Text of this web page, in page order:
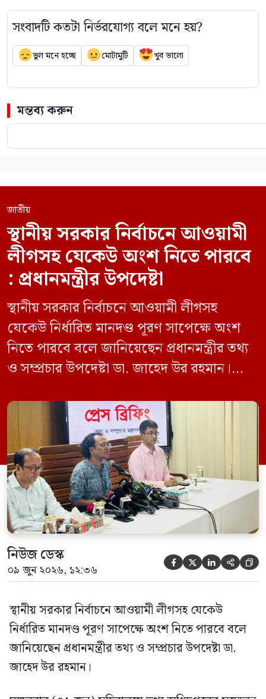
সংবাদটি কতটা নির্ভরযোগ্য বলে মনে হয়?
ভুল মনে হচ্ছে মোটামুটি খুব ভালো
মন্তব্য করুন
জাতীয়
স্থানীয় সরকার নির্বাচনে আওয়ামী
লীগসহ যেকেউ অংশ নিতে পারবে
: প্রধানমন্ত্রীর উপদেষ্টা
স্থানীয় সরকার নির্বাচনে আওয়ামী লীগসহ
যেকেউ নির্ধারিত মানদণ্ড পূরণ সাপেক্ষে অংশ
নিতে পারবে বলে জানিয়েছেন প্রধানমন্ত্রীর তথ্য
ও সম্প্রচার উপদেষ্টা ডা. জাহেদ উর রহমান।
সম্মেলন কক্ষে এক প্রেস ব্রিফিংয়ে সাংবাদিকদের
এক প্রশ্নের জবাবে তিনি এ কথা বলেন।
নিউজ ডেস্ক
০৯ জুন ২০২৬, ১২:৩৬     
স্থানীয় সরকার নির্বাচনে আওয়ামী লীগসহ যেকেউ
নির্ধারিত মানদণ্ড পূরণ সাপেক্ষে অংশ নিতে পারবে বলে
জানিয়েছেন প্রধানমন্ত্রীর তথ্য ও সম্প্রচার উপদেষ্টা ডা.
জাহেদ উর রহমান।